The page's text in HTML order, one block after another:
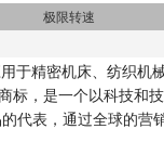
极限转速
于精密机床、纺织机
标，是一个以科技和
代表，通过全球的营